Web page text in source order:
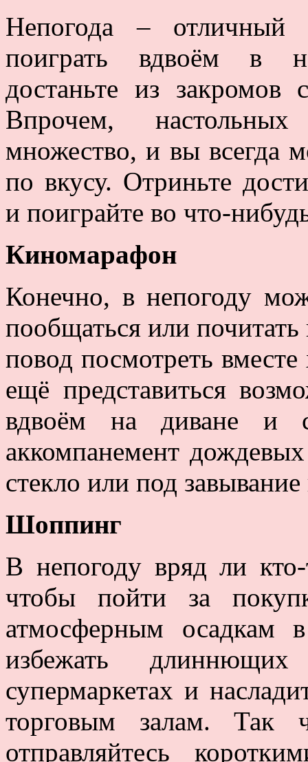
Непогода – отличный
поиграть вдвоём в
достаньте из
Впрочем,
множество, и вы всегда
по вкусу. Отриньте
и поиграйте во что-
Киномарафон
Конечно, в непогоду
пообщаться или
повод посмотреть
ещё представиться
вдвоём на диване и
аккомпанемент
стекло или под завывание
Шоппинг
В непогоду вряд ли
чтобы пойти за
атмосферным осадкам
избежать
супермаркетах и
торговым залам. Так
отправляйтесь